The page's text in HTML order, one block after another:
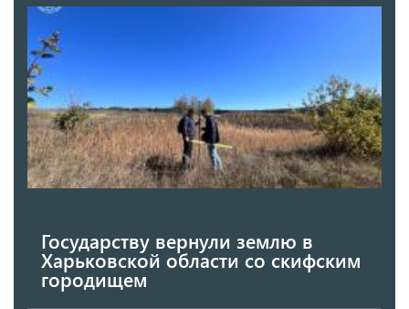
Государству вернули землю в
Харьковской области со скифским
городищем